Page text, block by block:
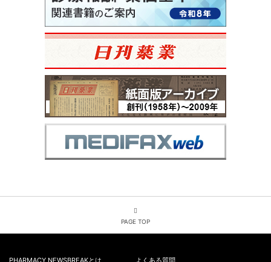
PAGE TOP
PHARMACY NEWSBREAKとは よくある質問